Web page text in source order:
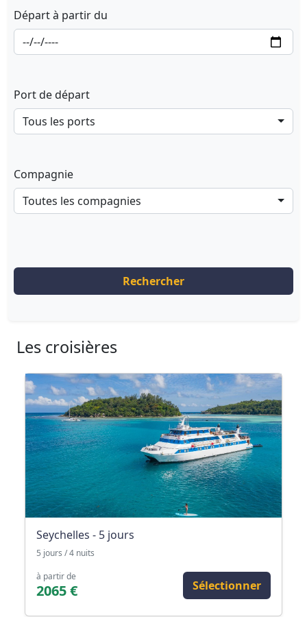
Départ à partir du
Port de départ
Tous les ports
Compagnie
Toutes les compagnies
Rechercher
Les croisières
Seychelles - 5 jours
5 jours / 4 nuits
à partir de
2065 € Sélectionner